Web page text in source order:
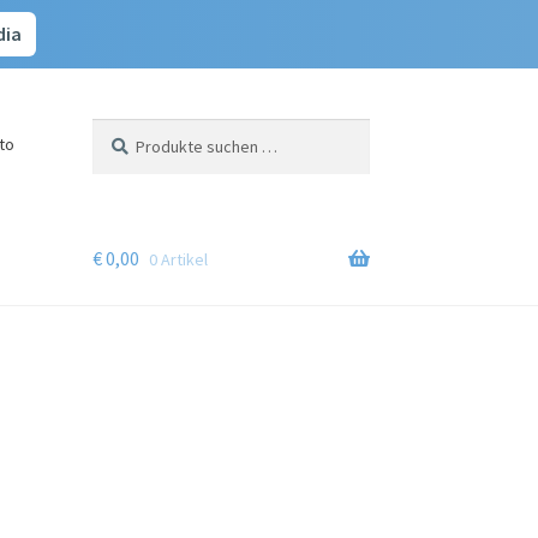
nach:
€0,00 0 Artikel